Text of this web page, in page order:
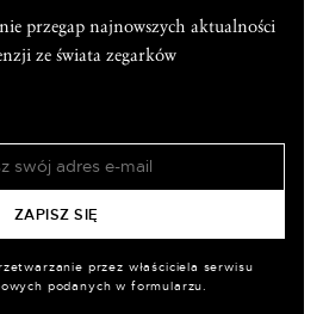
przegap najnowszych aktualności
ze świata zegarków
przez właściciela serwisu
podanych w formularzu.